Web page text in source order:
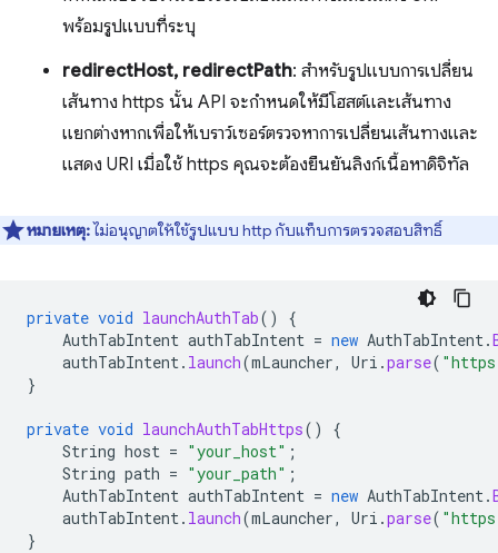
พร้อมรูปแบบที่ระบุ
redirectHost, redirectPath: สำหรับรูปแบบการเปลี่ยน
เส้นทาง https นั้น API จะกำหนดให้มีโฮสต์และเส้นทาง
แยกต่างหากเพื่อให้เบราว์เซอร์ตรวจหาการเปลี่ยนเส้นทางและ
แสดง URI เมื่อใช้ https คุณจะต้องยืนยันลิงก์เนื้อหาดิจิทัล
หมายเหตุ:ไม่อนุญาตให้ใช้รูปแบบ http กับแท็บการตรวจสอบสิทธิ์
private void launchAuthTab()
{
AuthTabIntent authTabIntent = new AuthTabIntent.
authTabIntent. launch(mLauncher, Uri .parse(
}
private void launchAuthTabHttps()
{
String host = "your_host" ;
String path = "your_path" ;
AuthTabIntent authTabIntent = new AuthTabIntent.
authTabIntent. launch(mLauncher, Uri .parse(
}